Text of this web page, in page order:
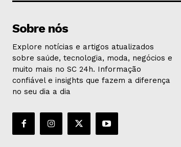
Sobre nós
Explore notícias e artigos atualizados
sobre saúde, tecnologia, moda, negócios e
muito mais no SC 24h. Informação
confiável e insights que fazem a diferença
no seu dia a dia